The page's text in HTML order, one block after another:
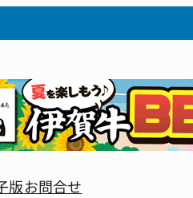
版お問合せ